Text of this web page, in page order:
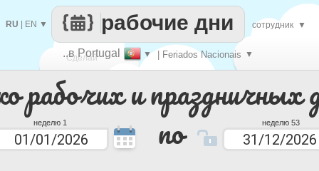
рабочих и праздничных
неделю 1 по неделю 53
Сделай
каждый
..в Portugal ▼ | Feriados Nacionais ▼
рабочие дни
RU EN ▼ сотрудник ▼